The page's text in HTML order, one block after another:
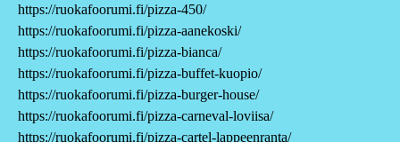
https://ruokafoorumi.fi/pizza-450/
https://ruokafoorumi.fi/pizza-aanekoski/
https://ruokafoorumi.fi/pizza-bianca/
https://ruokafoorumi.fi/pizza-buffet-kuopio/
https://ruokafoorumi.fi/pizza-burger-house/
https://ruokafoorumi.fi/pizza-carneval-loviisa/
https://ruokafoorumi.fi/pizza-cartel-lappeenranta/